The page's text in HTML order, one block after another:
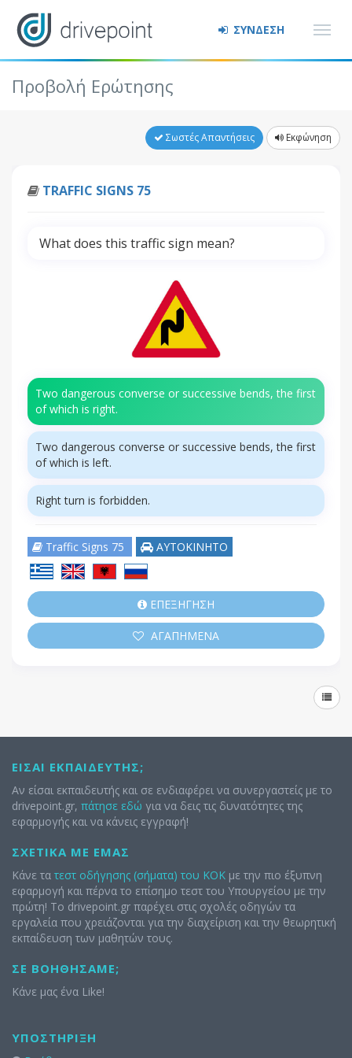
ΣΥΝΔΕΣΗ
Προβολή Ερώτησης
Σωστές Απαντήσεις Εκφώνηση
TRAFFIC SIGNS 75
What does this traffic sign mean?
Two dangerous converse or successive bends, the first
of which is right.
Two dangerous converse or successive bends, the first
of which is left.
Right turn is forbidden.
Traffic Signs 75 ΑΥΤΟΚΙΝΗΤΟ
ΕΠΕΞΗΓΗΣΗ
ΑΓΑΠΗΜΕΝΑ
ΕΊΣΑΙ ΕΚΠΑΙΔΕΥΤΉΣ;
Αν είσαι εκπαιδευτής και σε ενδιαφέρει να συνεργαστείς με το
drivepoint.gr, πάτησε εδώ για να δεις τις δυνατότητες της
εφαρμογής και να κάνεις εγγραφή!
ΣΧΕΤΙΚΆ ΜΕ ΕΜΆΣ
Κάνε τα τεστ οδήγησης (σήματα) του ΚΟΚ με την πιο έξυπνη
εφαρμογή και πέρνα το επίσημο τεστ του Υπουργείου με την
πρώτη! Το drivepoint.gr παρέχει στις σχολές οδηγών τα
εργαλεία που χρειάζονται για την διαχείριση και την θεωρητική
εκπαίδευση των μαθητών τους.
ΣΕ ΒΟΗΘΉΣΑΜΕ;
Κάνε μας ένα Like!
ΥΠΟΣΤΉΡΙΞΗ